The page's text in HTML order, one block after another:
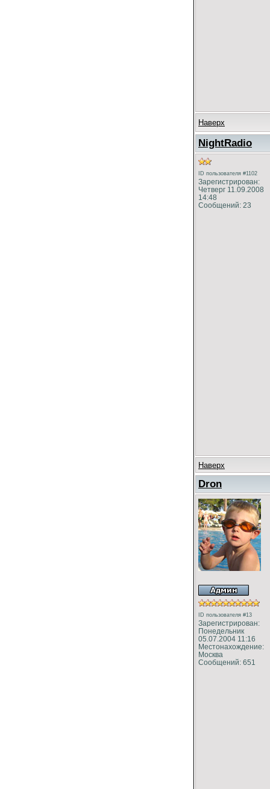
Наверх
NightRadio
ID пользователя #1102
Зарегистрирован:
Четверг 11.09.2008
14:48
Сообщений: 23
Наверх
Dron
ID пользователя #13
Зарегистрирован:
Понедельник
05.07.2004 11:16
Местонахождение:
Москва
Сообщений: 651